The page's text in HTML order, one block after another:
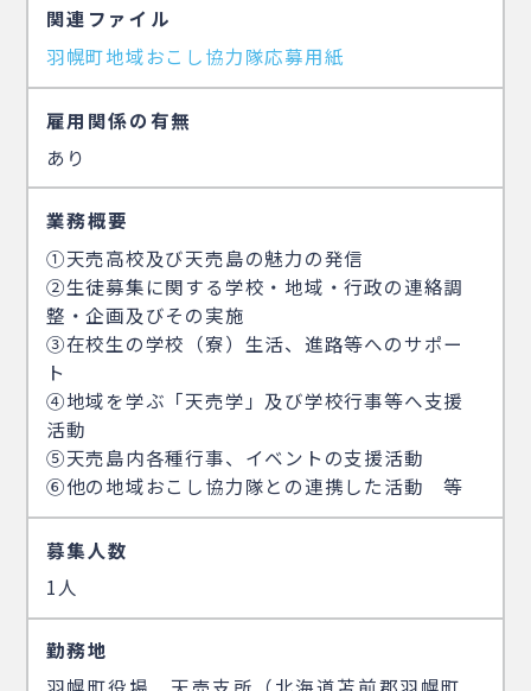
関連ファイル
羽幌町地域おこし協力隊応募用紙
雇用関係の有無
あり
業務概要
①天売高校及び天売島の魅力の発信
②生徒募集に関する学校・地域・行政の連絡調
整・企画及びその実施
③在校生の学校（寮）生活、進路等へのサポー
ト
④地域を学ぶ「天売学」及び学校行事等へ支援
活動
⑤天売島内各種行事、イベントの支援活動
⑥他の地域おこし協力隊との連携した活動 等
募集人数
1人
勤務地